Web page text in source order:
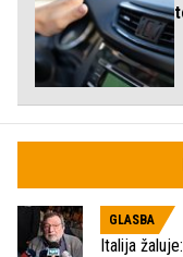
GLASBA
Italija